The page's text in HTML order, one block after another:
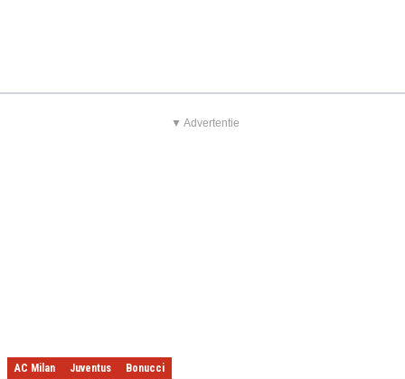
▼ Advertentie
AC Milan Juventus Bonucci